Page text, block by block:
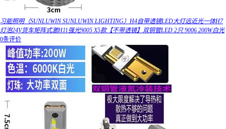
习能照明（SUNLUWIN SUNLUWIN LIGHTING）H4自带透镜LED大灯远近光一体H7
灯泡24V货车矩阵式激H11强光9005 X5款【不带透镜】双铜管LED 2只 9006 200W白光
0条评价